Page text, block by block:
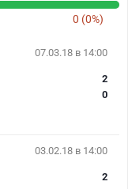
0 (0%)
07.03.18 в 14:00
2
0
03.02.18 в 14:00
2